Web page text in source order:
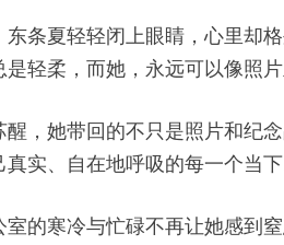
条夏轻轻闭上眼睛，心里
轻柔，而她，永远可以像照
，她带回的不只是照片和纪
实、自在地呼吸的每一个当下
的寒冷与忙碌不再让她感